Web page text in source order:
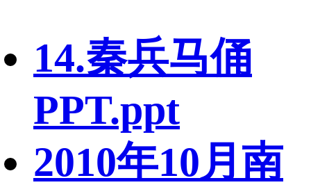
14.秦兵马俑
PPT.ppt
2010年10月南